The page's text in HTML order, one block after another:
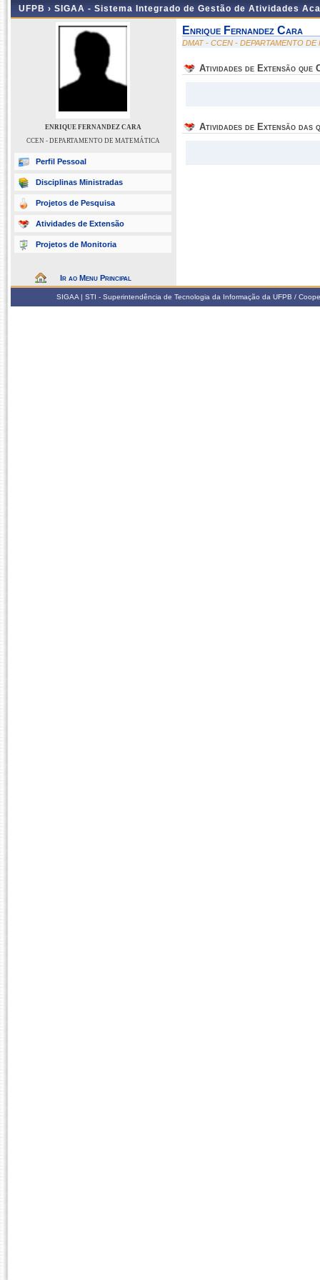
UFPB › SIGAA - Sistema Integrado de Gestão de Atividades
ENRIQUE FERNANDEZ CARA
CCEN - DEPARTAMENTO DE MATEMÁTICA
Perfil Pessoal
Disciplinas Ministradas
Projetos de Pesquisa
Atividades de Extensão
Projetos de Monitoria
Ir ao Menu Principal
Enrique Fernandez Cara
DMAT - CCEN - DEPARTAMENTO DE
Atividades de Extensão que
Atividades de Extensão das
SIGAA | STI - Superintendência de Tecnologia da Informação da UFPB /